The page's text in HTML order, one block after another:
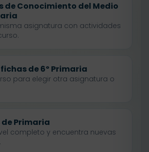
de Conocimiento del Medio
asignatura con actividades
de 6º Primaria
para elegir otra asignatura o
Primaria
completo y encuentra nuevas